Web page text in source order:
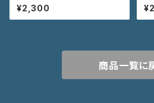
¥2,300
商品一覧に